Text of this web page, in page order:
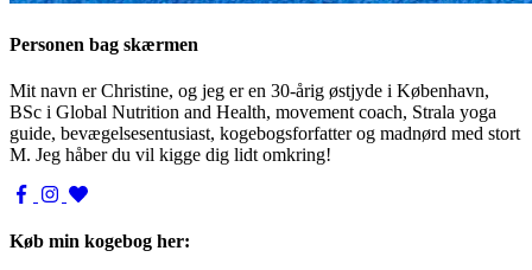
Personen bag skærmen
Mit navn er Christine, og jeg er en 30-årig østjyde i København,
BSc i Global Nutrition and Health, movement coach, Strala yoga
guide, bevægelsesentusiast, kogebogsforfatter og madnørd med stort
M. Jeg håber du vil kigge dig lidt omkring!
Køb min kogebog her: